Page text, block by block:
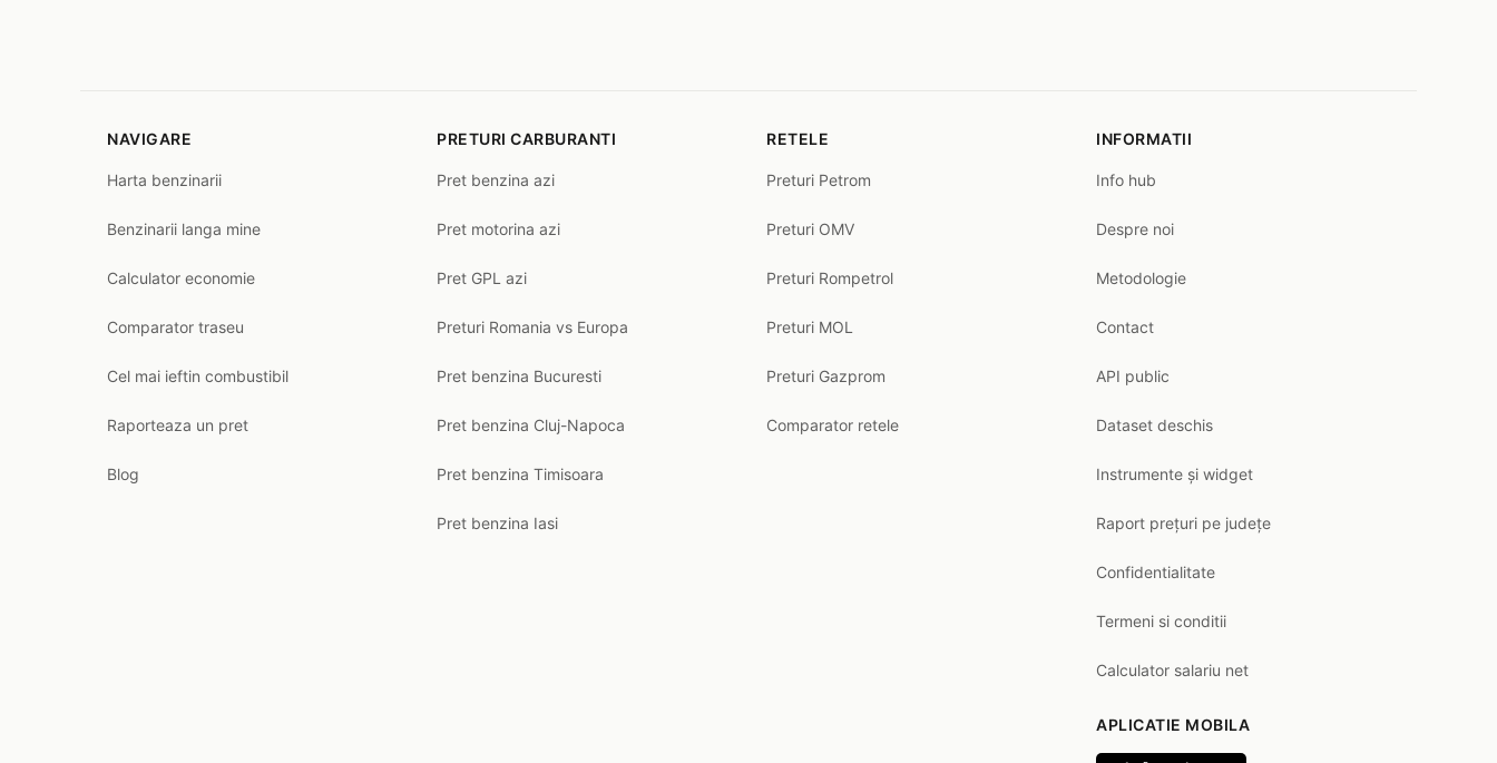
NAVIGARE
Harta benzinarii
Benzinarii langa mine
Calculator economie
Comparator traseu
Cel mai ieftin combustibil
Raporteaza un pret
Blog
PRETURI CARBURANTI
Pret benzina azi
Pret motorina azi
Pret GPL azi
Preturi Romania vs Europa
Pret benzina Bucuresti
Pret benzina Cluj-Napoca
Pret benzina Timisoara
Pret benzina Iasi
RETELE
Preturi Petrom
Preturi OMV
Preturi Rompetrol
Preturi MOL
Preturi Gazprom
Comparator retele
INFORMATII
Info hub
Despre noi
Metodologie
Contact
API public
Dataset deschis
Instrumente și widget
Raport prețuri pe județe
Confidentialitate
Termeni si conditii
Calculator salariu net
APLICATIE MOBILA